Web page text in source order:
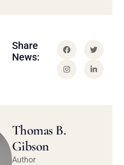
Share
News:
Thomas B.
Gibson
Author